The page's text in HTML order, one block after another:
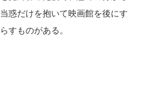
惑だけを抱いて映画館を後にす
すものがある。